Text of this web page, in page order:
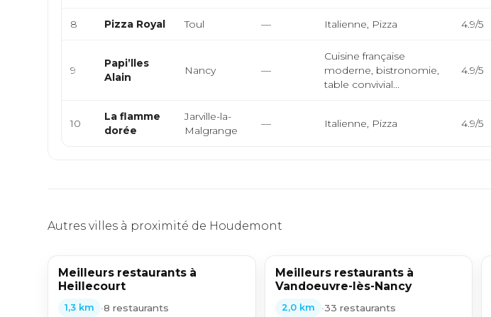
8 Pizza Royal Toul — Italienne, Pizza 4.9/5
9
Papi’lles
Alain
Nancy —
Cuisine française
moderne, bistronomie,
table convivial...
4.9/5
10
La flamme
dorée
Jarville-la-
Malgrange
— Italienne, Pizza 4.9/5
Autres villes à proximité de Houdemont
Meilleurs restaurants à
Heillecourt
1,3 km •8 restaurants
Meilleurs restaurants à
Vandoeuvre-lès-Nancy
2,0 km •33 restaurants